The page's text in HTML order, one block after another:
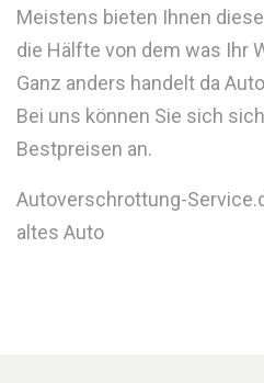
Meistens bieten Ihnen
die Hälfte von dem was Ihr
Ganz anders handelt da
Bei uns können Sie sich
Bestpreisen an.
Autoverschrottung-
altes Auto